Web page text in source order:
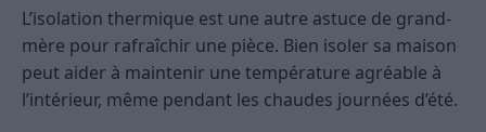
L’isolation thermique est une autre astuce de grand-
mère pour rafraîchir une pièce. Bien isoler sa maison
peut aider à maintenir une température agréable à
l’intérieur, même pendant les chaudes journées d’été.